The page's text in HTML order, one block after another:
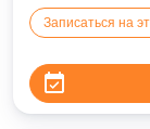
Записаться на